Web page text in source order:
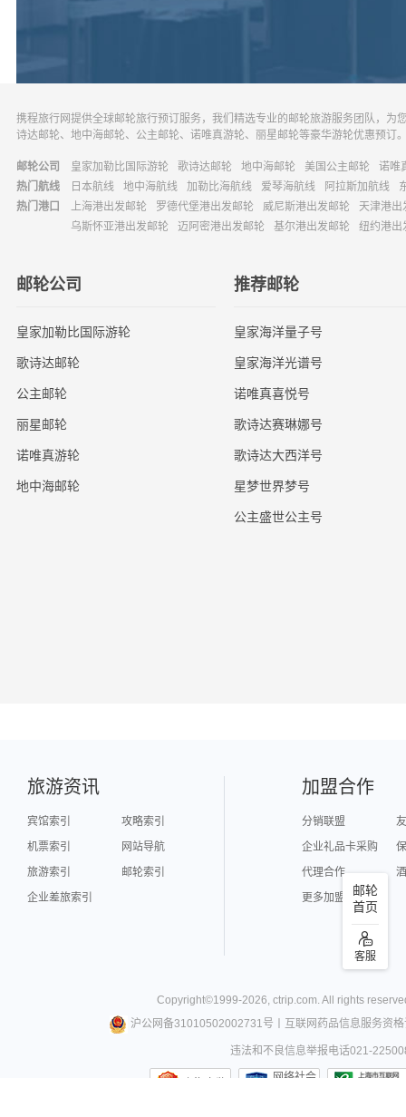
携程旅行网提供全球邮轮旅行预订服务，我们精选专业的邮轮旅游服务团队，
诗达邮轮、地中海邮轮、公主邮轮、诺唯真游轮、丽星邮轮等豪华游轮优惠预订
邮轮公司 皇家加勒比国际游轮 歌诗达邮轮 地中海邮轮 美国公主邮轮
诺唯
热门航线
日本航线 地中海航线 加勒比海航线 爱琴海航线 阿拉斯加航线
热门港口
上海港出发邮轮 罗德代堡港出发邮轮 威尼斯港出发邮轮
天津港出
乌斯怀亚港出发邮轮
迈阿密港出发邮轮 基尔港出发邮轮 纽约港出
邮轮公司
皇家加勒比国际游轮
歌诗达邮轮
公主邮轮
丽星邮轮
诺唯真游轮
地中海邮轮
推荐邮轮
皇家海洋量子号
皇家海洋光谱号
诺唯真喜悦号
歌诗达赛琳娜号
歌诗达大西洋号
星梦世界梦号
公主盛世公主号
邮轮
首页
客服
旅游资讯
宾馆索引
攻略索引
机票索引
网站导航
旅游索引
邮轮索引
企业差旅索引
加盟合作
分销联盟
企业礼品卡采购
代理合作
更多加盟合作
Copyright©1999-2026, ctrip.com. All rights
沪公网备31010502002731号
互联网药品信息服务资格
违法和不良信息举报电话021-
网络社会